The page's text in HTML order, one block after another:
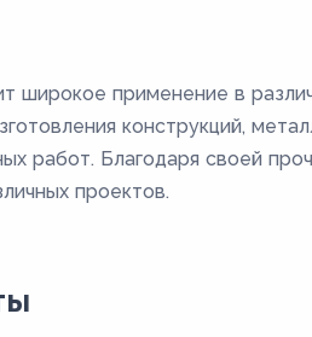
широкое применение в
конструкций,
работ. Благодаря своей
проектов.